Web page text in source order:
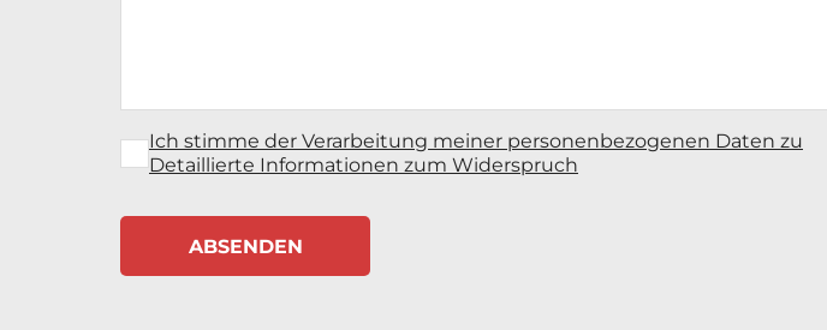
Ich stimme der Verarbeitung meiner personenbezogenen Daten zu
Detaillierte Informationen zum Widerspruch
ABSENDEN